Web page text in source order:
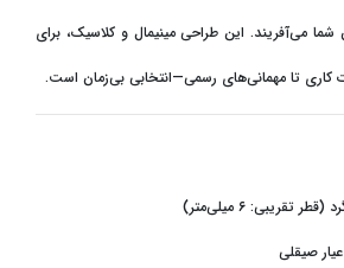
می‌آفریند. این طراحی مینیمال و کلاسیک، برای
کاری تا مهمانی‌های رسمی—انتخابی بی‌زمان است.
تقریبی: ۶ میلی‌متر)